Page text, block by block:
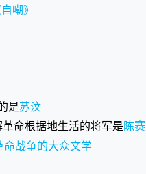
自嘲》
是苏汶
命根据地生活的将军是 陈赛
命战争的大众文学